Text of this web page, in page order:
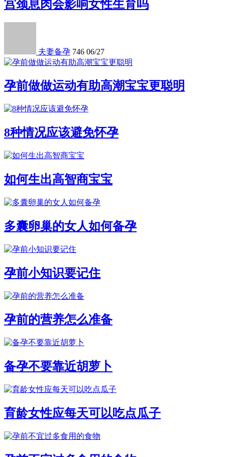
宫颈息肉会影响女性生育吗
夫妻备孕 746 06/27
孕前做做运动有助高潮宝宝更聪明
8种情况应该避免怀孕
如何生出高智商宝宝
多囊卵巢的女人如何备孕
孕前小知识要记住
孕前的营养怎么准备
备孕不要靠近胡萝卜
育龄女性应每天可以吃点瓜子